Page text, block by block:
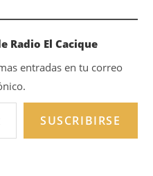
Radio El Cacique
entradas en tu correo
SUSCRIBIRSE